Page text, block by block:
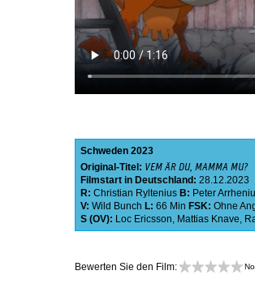
Schweden 2023
Original-Titel: VEM ÄR DU, MAMMA MU?
Filmstart in Deutschland: 28.12.2023
R: Christian Ryltenius B: Peter
V: Wild Bunch L: 66 Min FSK: Ohne
S (OV): Loc Ericsson, Mattias Knave,
Bewerten Sie den Film: